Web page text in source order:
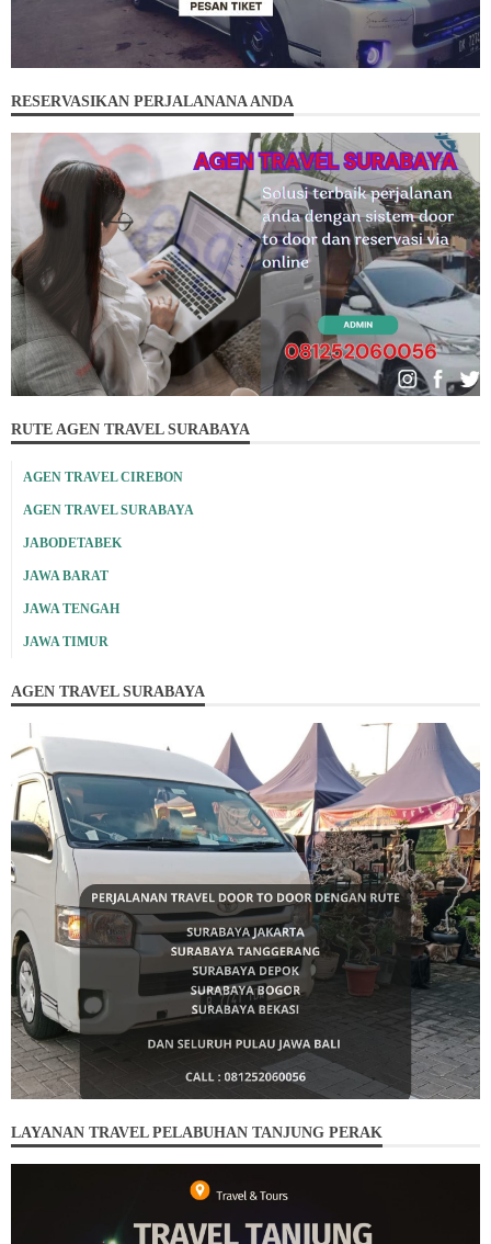
RESERVASIKAN PERJALANANA ANDA
RUTE AGEN TRAVEL SURABAYA
AGEN TRAVEL CIREBON
AGEN TRAVEL SURABAYA
JABODETABEK
JAWA BARAT
JAWA TENGAH
JAWA TIMUR
AGEN TRAVEL SURABAYA
LAYANAN TRAVEL PELABUHAN TANJUNG PERAK